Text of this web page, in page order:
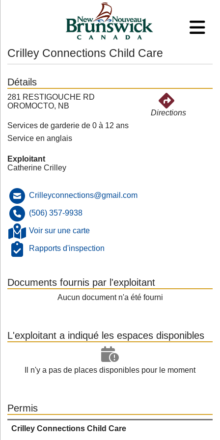
Crilley Connections Child Care
Détails
281 RESTIGOUCHE RD
OROMOCTO, NB
Directions
Services de garderie de 0 à 12 ans
Service en anglais
Exploitant
Catherine Crilley
Crilleyconnections@gmail.com
(506) 357-9938
Voir sur une carte
Rapports d'inspection
Documents fournis par l'exploitant
Aucun document n'a été fourni
L'exploitant a indiqué les espaces disponibles
Il n'y a pas de places disponibles pour le moment
Permis
Crilley Connections Child Care